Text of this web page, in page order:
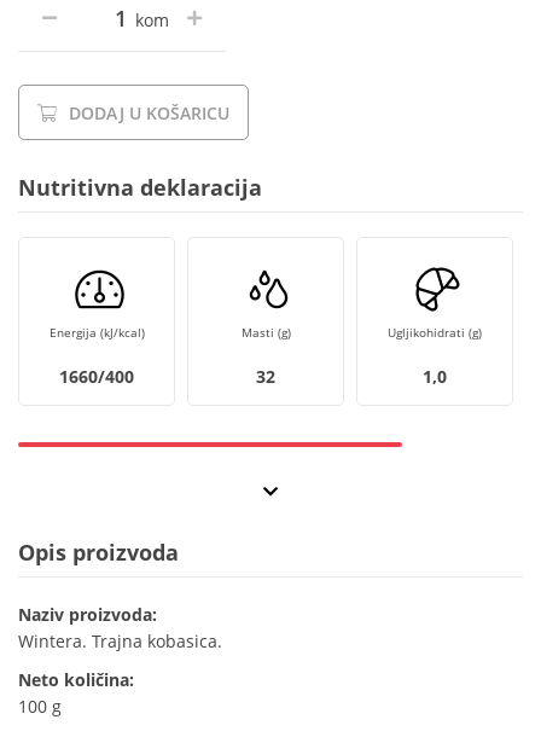
kom
DODAJ U KOŠARICU
Nutritivna deklaracija
Energija (kJ/kcal)
1660/400
Masti (g)
32
Ugljikohidrati (g)
1,0
Opis proizvoda
Naziv proizvoda:
Wintera. Trajna kobasica.
Neto količina:
100 g